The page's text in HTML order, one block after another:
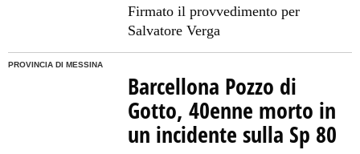
Firmato il provvedimento per
Salvatore Verga
PROVINCIA DI MESSINA
Barcellona Pozzo di
Gotto, 40enne morto in
un incidente sulla Sp 80